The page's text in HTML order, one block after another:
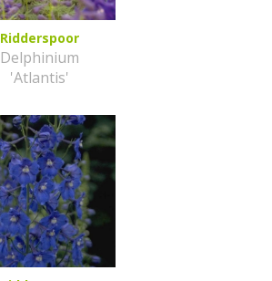
Ridderspoor
Delphinium
'Atlantis'